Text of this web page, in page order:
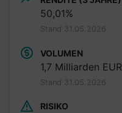
50,01%
Stand 31.05.2026
VOLUMEN
1,7 Milliarden EUR
Stand 31.05.2026
RISIKO